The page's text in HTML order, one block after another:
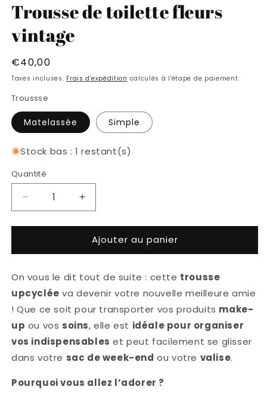
fenêtre
modale
Trousse de toilette fleurs
vintage
Prix
habituel
€40,00
Taxes incluses. Frais d'expédition calculés à l'étape de paiement.
Troussse
Matelassée Simple
Stock bas : 1 restant(s)
Quantité
Réduire
la
quantité
Trousse
toilette
fleurs
vintage
Augmenter
la
quantité
de
Trousse
toilette
fleurs
Ajouter au panier
On vous le dit tout de suite : cette trousse
upcyclée va devenir votre nouvelle meilleure amie
! Que ce soit pour transporter vos produits make-
up ou vos soins, elle est idéale pour organiser
vos indispensables et peut facilement se glisser
dans votre sac de week-end ou votre valise.
Pourquoi vous allez l’adorer ?